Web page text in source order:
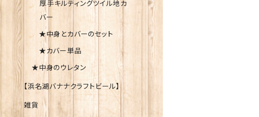
厚手キルティングツイル地カ
バー
★中身とカバーのセット
★カバー単品
★中身のウレタン
【浜名湖バナナクラフトビール】
雑貨